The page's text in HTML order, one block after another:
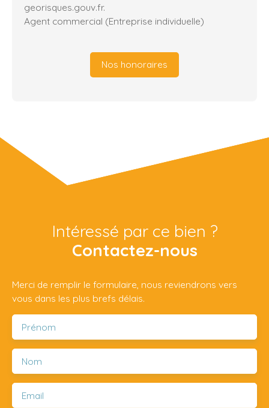
georisques.gouv.fr.
Agent commercial (Entreprise individuelle)
Nos honoraires
Intéressé par ce bien ?
Contactez-nous
Merci de remplir le formulaire, nous reviendrons vers
vous dans les plus brefs délais.
Prénom
Nom
Email